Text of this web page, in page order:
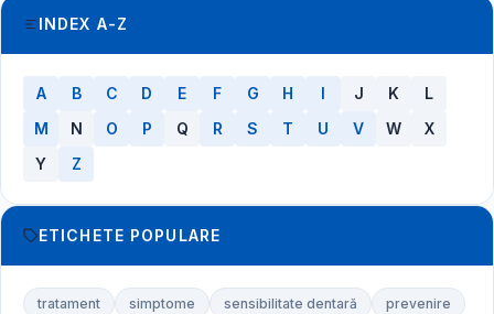
INDEX A-Z
A B C D E F G H I J K
L
M
N O P Q R S T U V W
X
Y
Z
ETICHETE POPULARE
tratament simptome sensibilitate dentară
prevenire